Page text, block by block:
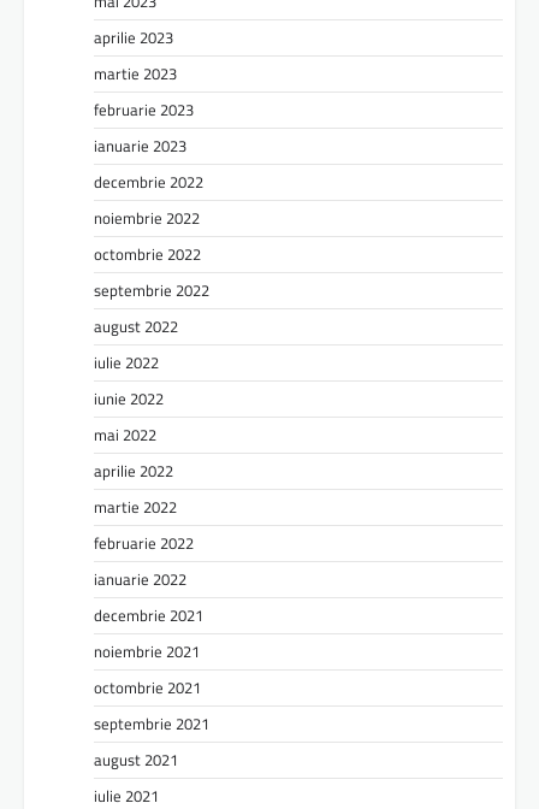
aprilie 2023
martie 2023
februarie 2023
ianuarie 2023
decembrie 2022
noiembrie 2022
octombrie 2022
septembrie 2022
august 2022
iulie 2022
iunie 2022
mai 2022
aprilie 2022
martie 2022
februarie 2022
ianuarie 2022
decembrie 2021
noiembrie 2021
octombrie 2021
septembrie 2021
august 2021
iulie 2021